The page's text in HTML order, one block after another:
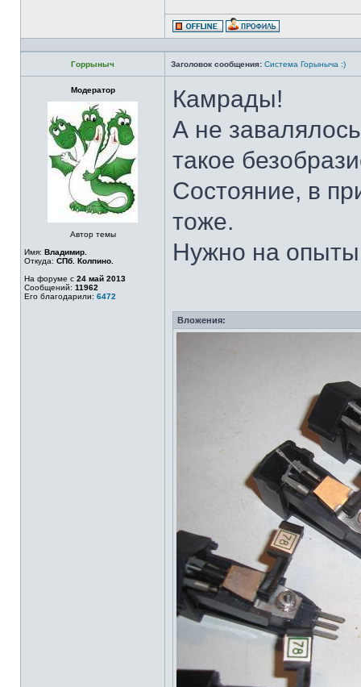
Горрыныч Заголовок сообщения: Система Горыныча :)
Модератор
Автор темы
Имя: Владимир.
Откуда: СПб. Колпино.
На форуме с 24 май 2013
Сообщений: 11962
Его благодарили: 6472
Камрады!
А не
такое
Состояние, в
тоже.
Нужно на
Вложения: